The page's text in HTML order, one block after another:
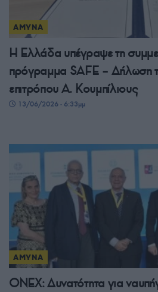
ΑΜΥΝΑ
Η Ελλάδα υπέγραψε τη
πρόγραμμα SAFE – Δήλωση
επιτρόπου Α. Κουμπίλιους
13/06/2026 - 6:33μμ
ΑΜΥΝΑ
ONEX: Δυνατότητα για